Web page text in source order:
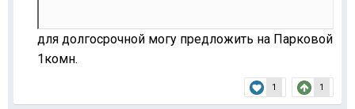
для долгосрочной могу предложить на Парковой
1комн.
1 1